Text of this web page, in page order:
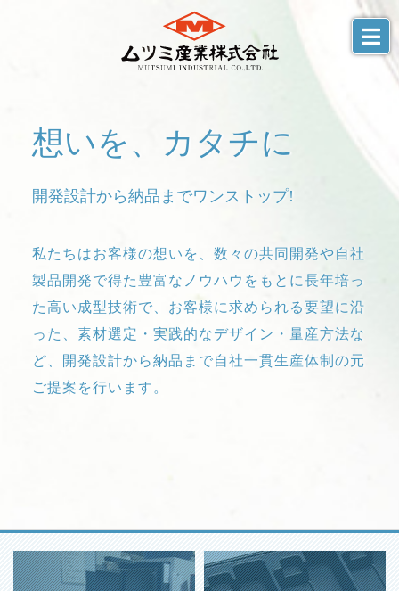
想いを、カタチに
開発設計から納品までワンストップ!
私たちはお客様の想いを、数々の共同開発や自社
製品開発で得た豊富なノウハウをもとに長年培っ
た高い成型技術で、お客様に求められる要望に沿
った、素材選定・実践的なデザイン・量産方法な
ど、開発設計から納品まで自社一貫生産体制の元
ご提案を行います。